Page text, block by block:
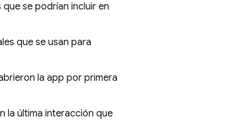
se podrían incluir en
que se usan para
la app por primera
la última interacción que